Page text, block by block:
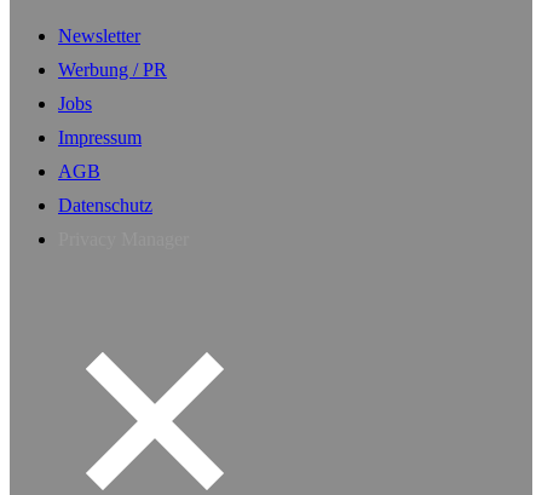
Newsletter
Werbung / PR
Jobs
Impressum
AGB
Datenschutz